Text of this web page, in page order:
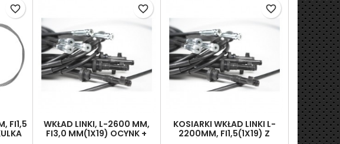
FI1,5
favorite_border
WKŁAD LINKI, L-2600 MM,
FI3,0 MM(1X19) OCYNK +
favorite_border
KOSIARKI WKŁAD LINKI L-
2200MM, FI1,5(1X19) Z
favorite_border